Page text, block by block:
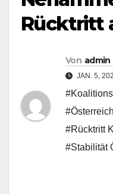
Rücktritt
Von admin
JAN. 5,
#Rücktritt
#Stabilität